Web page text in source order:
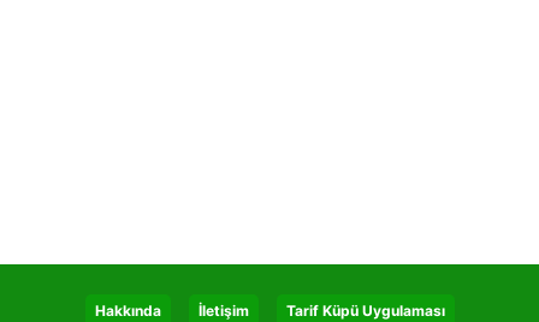
Hakkında İletişim Tarif Küpü Uygulaması